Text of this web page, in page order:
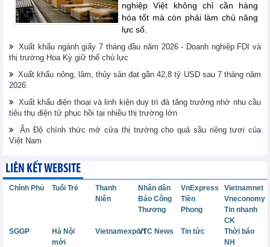
nghiệp Việt không chỉ cần hàng
hóa tốt mà còn phải làm chủ năng
lực số.
Xuất khẩu ngành giấy 7 tháng đầu năm 2026 - Doanh nghiệp FDI và
thị trường Hoa Kỳ giữ thế chủ lực
Xuất khẩu nông, lâm, thủy sản đạt gần 42,8 tỷ USD sau 7 tháng năm
2026
Xuất khẩu điện thoại và linh kiện duy trì đà tăng trưởng nhờ nhu cầu
tiêu thụ điện tử phục hồi tại nhiều thị trường lớn
Ấn Độ chính thức mở cửa thị trường cho quả sầu riêng tươi của
Việt Nam
LIÊN KẾT WEBSITE
Chính Phủ Tuổi Trẻ
Thanh
Niên
Nhân dân VnExpress
Vietnamnet
Báo Công
Thương
Tiền
Phong
Vneconomy
Tin nhanh
CK
SGGP
Hà Nội
mới
VietnamexportVTC News Tin tức
Thời báo
NH